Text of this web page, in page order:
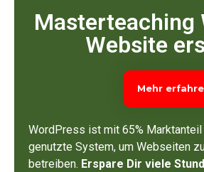
Masterteaching
Website
Mehr
WordPress ist mit 65%
genutzte System, um Webseiten
betreiben. Erspare Dir viele